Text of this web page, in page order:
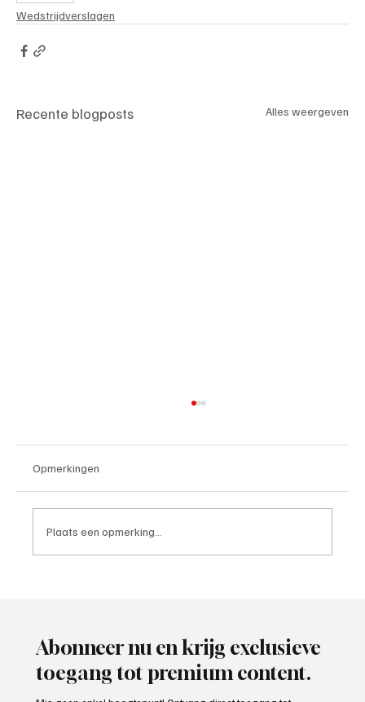
Wedstrijdverslagen
Recente blogposts Alles weergeven
Opmerkingen
Plaats een opmerking...
Abonneer nu en krijg exclusieve
toegang tot premium content.